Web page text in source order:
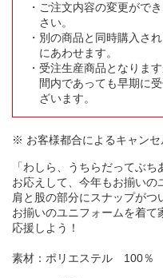
ご注文内容の変更がで
さい。
別の商品と同時購入さ
にあわせます。
受注生産商品となりま
間内であっても早期に
ざいます。
※ お客様都合によるキャンセ
「わしら、うちらだってぶ
お応えして、今年もお揃いの
肩と股の部分にスナップがつ
お揃いのユニフォームを着て
応援しよう！
素材：ポリエステル 100％